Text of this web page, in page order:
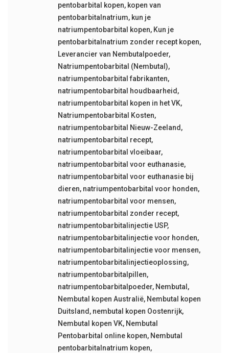
pentobarbital kopen, kopen van
pentobarbitalnatrium, kun je
natriumpentobarbital kopen, Kun je
pentobarbitalnatrium zonder recept kopen,
Leverancier van Nembutalpoeder,
Natriumpentobarbital (Nembutal),
natriumpentobarbital fabrikanten,
natriumpentobarbital houdbaarheid ,
natriumpentobarbital kopen in het VK,
Natriumpentobarbital Kosten,
natriumpentobarbital Nieuw-Zeeland ,
natriumpentobarbital recept,
natriumpentobarbital vloeibaar,
natriumpentobarbital voor euthanasie,
natriumpentobarbital voor euthanasie bij
dieren, natriumpentobarbital voor honden,
natriumpentobarbital voor mensen,
natriumpentobarbital zonder recept,
natriumpentobarbitalinjectie USP,
natriumpentobarbitalinjectie voor honden,
natriumpentobarbitalinjectie voor mensen,
natriumpentobarbitalinjectieoplossing,
natriumpentobarbitalpillen,
natriumpentobarbitalpoeder, Nembutal ,
Nembutal kopen Australië, Nembutal kopen
Duitsland , nembutal kopen Oostenrijk,
Nembutal kopen VK, Nembutal
Pentobarbital online kopen, Nembutal
pentobarbitalnatrium kopen,